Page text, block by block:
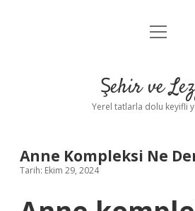
Anasayfa
Yasal Uyarı
menüyü
Şehir ve
Yerel tatlarla dolu keyifli
Anne Kompleksi Ne
Tarih: Ekim 29, 2024